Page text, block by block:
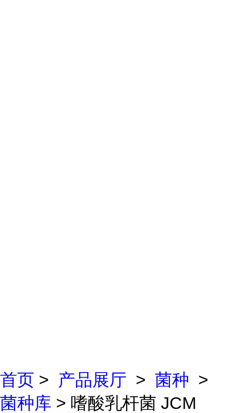
首页 > 产品展厅 > 菌种 >
菌种库 > 嗜酸乳杆菌 JCM